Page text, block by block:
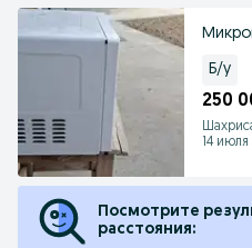
Б/у
250
14 июля
Посмотрите
расстояния: